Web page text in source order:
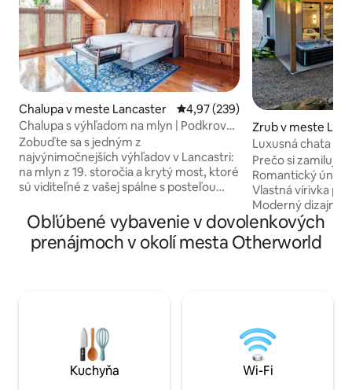
Chalupa v meste Lancaster Priemerné ohodnotenie 4,97 z
4,97 (239)
Chalupa s výhľadom na mlyn | Podkrovný
apartmán s veľkou manželskou posteľou
| Blízko Hocking Hills
Zobuďte sa s jedným z
najvýnimočnejších výhľadov v Lancastri:
na mlyn z 19. storočia a krytý most, ktoré
sú viditeľné z vašej spálne s posteľou
Chata Rockmill, penzión s jednou
spálňou, postavený výlučne z dreva
remeselníkmi, je útulný a plný
35 minút), a preto je ideálnym základňou
pre víkendových dobrodruhov – alebo
pokojným útočiskom pre tých, ktorí
hľadajú samotu.
Zrub v meste
Luxusná chata
Odľahlá! Vírivka!
Prečo si
Romantický únik v
Vlastná vírivka
Moderný dizajn s
po strop ・
kuchyňa・
Fi + inteligentná
víkend alebo sólo pobyt
tlačidlo❤️ Uložiť,
znova. Prečítajte
všetky vysnívané
Obľúbené vybavenie v dovolenkových
prenájmoch v okolí mesta Otherworld
Kuchyňa Wi-Fi